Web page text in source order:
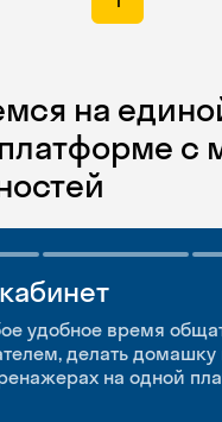
на
с
удобное время
делать домашку
на одной
и изучать новые
клубы
для
встречи с